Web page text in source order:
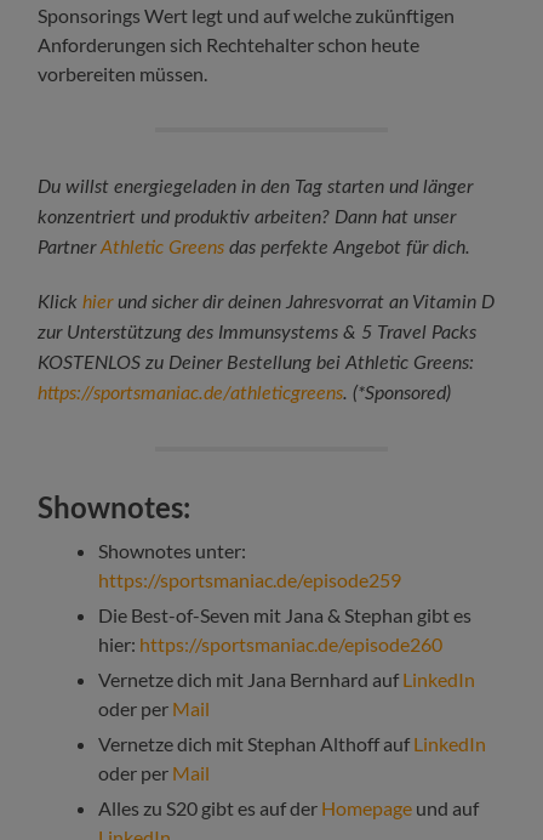
Sponsorings Wert legt und auf welche zukünftigen
Anforderungen sich Rechtehalter schon heute
vorbereiten müssen.
Du willst energiegeladen in den Tag starten und länger
konzentriert und produktiv arbeiten? Dann hat unser
PartnerAthletic Greens das perfekte Angebot für dich.
Klickhierund sicher dir deinen Jahresvorrat an Vitamin D
zur Unterstützung des Immunsystems & 5 Travel Packs
KOSTENLOS zu Deiner Bestellung bei Athletic Greens:
https://sportsmaniac.de/athleticgreens. (*Sponsored)
Shownotes:
Shownotes unter:
https://sportsmaniac.de/episode259
Die Best-of-Seven mit Jana & Stephan gibt es
hier: https://sportsmaniac.de/episode260
Vernetze dich mit Jana Bernhard auf LinkedIn
oder per Mail
Vernetze dich mit Stephan Althoff auf LinkedIn
oder per Mail
Alles zu S20 gibt es auf der Homepage und auf